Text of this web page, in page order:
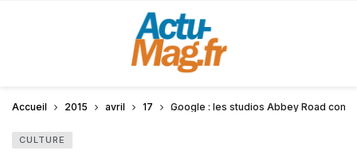
Accueil 2015 avril 17 Google : les studios Abbey Road
CULTURE